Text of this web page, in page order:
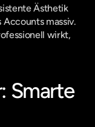
Ästhetik
massiv.
wirkt,
Smarte